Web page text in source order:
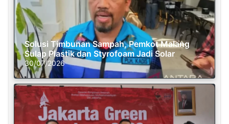
Solusi Timbunan Sampah, Pemkot Malang
Sulap Plastik dan Styrofoam Jadi Solar
30/07/2026